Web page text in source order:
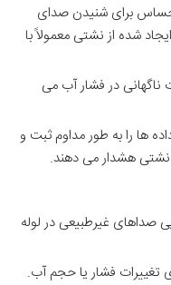
برای شنیدن صدای
شده از نشتی معمولاً با
ناگهانی در فشار آب می
ها را به طور مداوم ثبت و
هشدار می دهند.
صداهای غیرطبیعی در لوله
تغییرات فشار یا حجم آب.